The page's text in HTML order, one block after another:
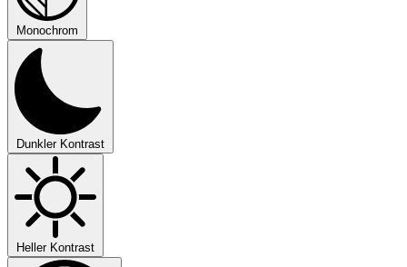
Monochrom
Dunkler Kontrast
Heller Kontrast